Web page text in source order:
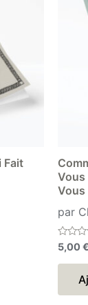
Fait
Vous
Vous
par
Note
0
sur
5,00 €